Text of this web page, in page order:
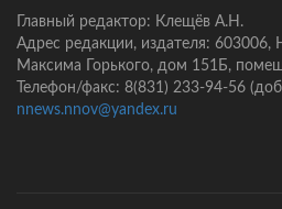
Главный редактор: Клещёв А.Н.
Адрес редакции, издателя:
Максима Горького, дом 151Б,
Телефон/факс: 8(831) 233-94-56
nnews.nnov@yandex.ru